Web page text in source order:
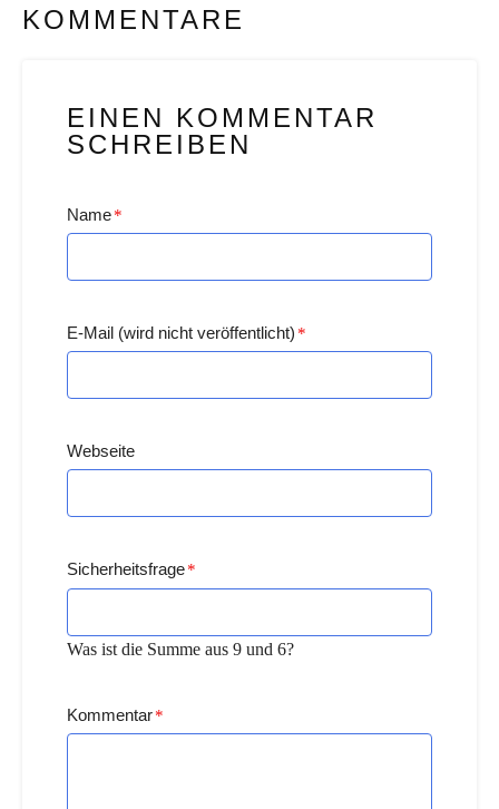
KOMMENTARE
EINEN KOMMENTAR
SCHREIBEN
Name*
E-Mail (wird nicht veröffentlicht) *
Webseite
Sicherheitsfrage*
Was ist die Summe aus 9 und 6?
Kommentar*